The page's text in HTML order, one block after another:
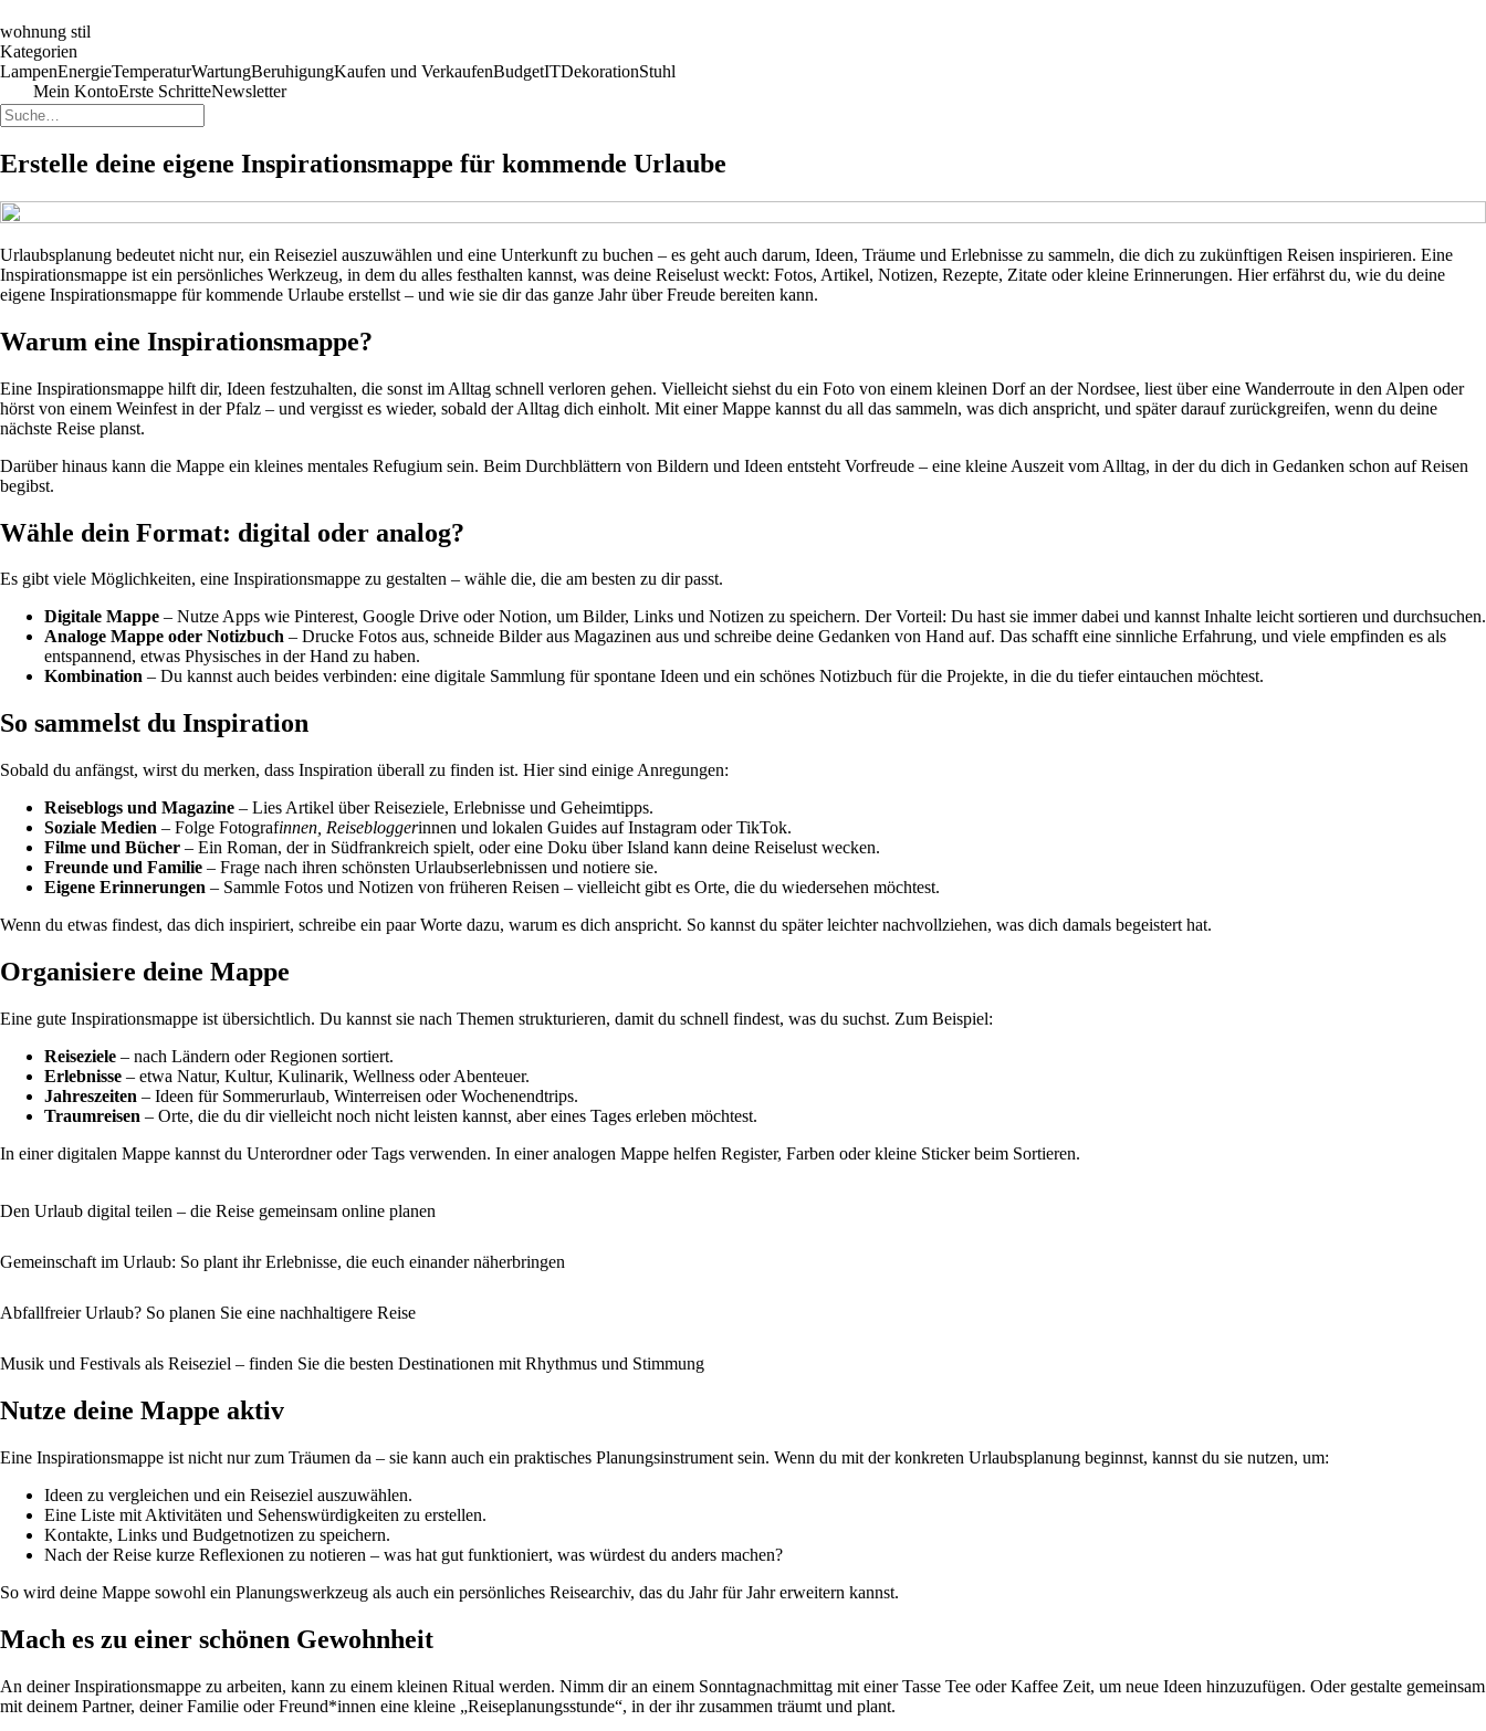
wohnung stil
Kategorien
LampenEnergieTemperaturWartungBeruhigungKaufen und VerkaufenBudgetITDekorationStuhl
Mein KontoErste SchritteNewsletter
Erstelle deine eigene Inspirationsmappe für kommende Urlaube
Urlaubsplanung bedeutet nicht nur, ein Reiseziel auszuwählen und eine Unterkunft zu buchen – es geht auch darum, Ideen, Träume und Erlebnisse zu sammeln, die dich zu zukünftigen Reisen inspirieren. Eine
Inspirationsmappe ist ein persönliches Werkzeug, in dem du alles festhalten kannst, was deine Reiselust weckt: Fotos, Artikel, Notizen, Rezepte, Zitate oder kleine Erinnerungen. Hier erfährst du, wie du deine
eigene Inspirationsmappe für kommende Urlaube erstellst – und wie sie dir das ganze Jahr über Freude bereiten kann.
Warum eine Inspirationsmappe?
Eine Inspirationsmappe hilft dir, Ideen festzuhalten, die sonst im Alltag schnell verloren gehen. Vielleicht siehst du ein Foto von einem kleinen Dorf an der Nordsee, liest über eine Wanderroute in den Alpen oder
hörst von einem Weinfest in der Pfalz – und vergisst es wieder, sobald der Alltag dich einholt. Mit einer Mappe kannst du all das sammeln, was dich anspricht, und später darauf zurückgreifen, wenn du deine
nächste Reise planst.
Darüber hinaus kann die Mappe ein kleines mentales Refugium sein. Beim Durchblättern von Bildern und Ideen entsteht Vorfreude – eine kleine Auszeit vom Alltag, in der du dich in Gedanken schon auf Reisen
begibst.
Wähle dein Format: digital oder analog?
Es gibt viele Möglichkeiten, eine Inspirationsmappe zu gestalten – wähle die, die am besten zu dir passt.
Digitale Mappe – Nutze Apps wie Pinterest, Google Drive oder Notion, um Bilder, Links und Notizen zu speichern. Der Vorteil: Du hast sie immer dabei und kannst Inhalte leicht sortieren und durchsuchen.
Analoge Mappe oder Notizbuch – Drucke Fotos aus, schneide Bilder aus Magazinen aus und schreibe deine Gedanken von Hand auf. Das schafft eine sinnliche Erfahrung, und viele empfinden es als
entspannend, etwas Physisches in der Hand zu haben.
Kombination – Du kannst auch beides verbinden: eine digitale Sammlung für spontane Ideen und ein schönes Notizbuch für die Projekte, in die du tiefer eintauchen möchtest.
So sammelst du Inspiration
Sobald du anfängst, wirst du merken, dass Inspiration überall zu finden ist. Hier sind einige Anregungen:
Reiseblogs und Magazine – Lies Artikel über Reiseziele, Erlebnisse und Geheimtipps.
Soziale Medien – Folge Fotografinnen, Reisebloggerinnen und lokalen Guides auf Instagram oder TikTok.
Filme und Bücher – Ein Roman, der in Südfrankreich spielt, oder eine Doku über Island kann deine Reiselust wecken.
Freunde und Familie – Frage nach ihren schönsten Urlaubserlebnissen und notiere sie.
Eigene Erinnerungen – Sammle Fotos und Notizen von früheren Reisen – vielleicht gibt es Orte, die du wiedersehen möchtest.
Wenn du etwas findest, das dich inspiriert, schreibe ein paar Worte dazu, warum es dich anspricht. So kannst du später leichter nachvollziehen, was dich damals begeistert hat.
Organisiere deine Mappe
Eine gute Inspirationsmappe ist übersichtlich. Du kannst sie nach Themen strukturieren, damit du schnell findest, was du suchst. Zum Beispiel:
Reiseziele – nach Ländern oder Regionen sortiert.
Erlebnisse – etwa Natur, Kultur, Kulinarik, Wellness oder Abenteuer.
Jahreszeiten – Ideen für Sommerurlaub, Winterreisen oder Wochenendtrips.
Traumreisen – Orte, die du dir vielleicht noch nicht leisten kannst, aber eines Tages erleben möchtest.
In einer digitalen Mappe kannst du Unterordner oder Tags verwenden. In einer analogen Mappe helfen Register, Farben oder kleine Sticker beim Sortieren.
Den Urlaub digital teilen – die Reise gemeinsam online planen
Gemeinschaft im Urlaub: So plant ihr Erlebnisse, die euch einander näherbringen
Abfallfreier Urlaub? So planen Sie eine nachhaltigere Reise
Musik und Festivals als Reiseziel – finden Sie die besten Destinationen mit Rhythmus und Stimmung
Nutze deine Mappe aktiv
Eine Inspirationsmappe ist nicht nur zum Träumen da – sie kann auch ein praktisches Planungsinstrument sein. Wenn du mit der konkreten Urlaubsplanung beginnst, kannst du sie nutzen, um:
Ideen zu vergleichen und ein Reiseziel auszuwählen.
Eine Liste mit Aktivitäten und Sehenswürdigkeiten zu erstellen.
Kontakte, Links und Budgetnotizen zu speichern.
Nach der Reise kurze Reflexionen zu notieren – was hat gut funktioniert, was würdest du anders machen?
So wird deine Mappe sowohl ein Planungswerkzeug als auch ein persönliches Reisearchiv, das du Jahr für Jahr erweitern kannst.
Mach es zu einer schönen Gewohnheit
An deiner Inspirationsmappe zu arbeiten, kann zu einem kleinen Ritual werden. Nimm dir an einem Sonntagnachmittag mit einer Tasse Tee oder Kaffee Zeit, um neue Ideen hinzuzufügen. Oder gestalte gemeinsam
mit deinem Partner, deiner Familie oder Freund*innen eine kleine „Reiseplanungsstunde“, in der ihr zusammen träumt und plant.